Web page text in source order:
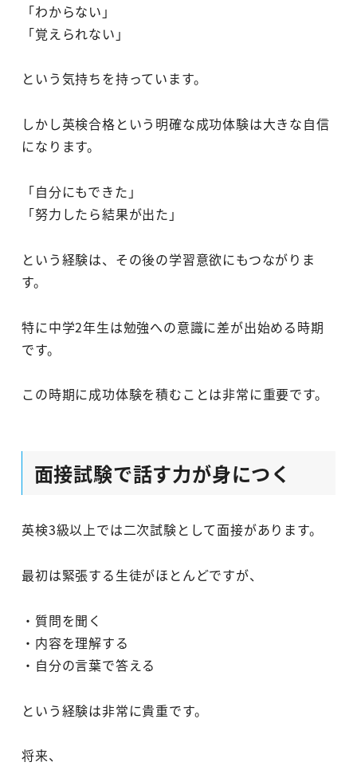
「わからない」
「覚えられない」
という気持ちを持っています。
しかし英検合格という明確な成功体験は大きな自信
になります。
「自分にもできた」
「努力したら結果が出た」
という経験は、その後の学習意欲にもつながりま
す。
特に中学2年生は勉強への意識に差が出始める時期
です。
この時期に成功体験を積むことは非常に重要です。
面接試験で話す力が身につく
英検3級以上では二次試験として面接があります。
最初は緊張する生徒がほとんどですが、
・質問を聞く
・内容を理解する
・自分の言葉で答える
という経験は非常に貴重です。
将来、